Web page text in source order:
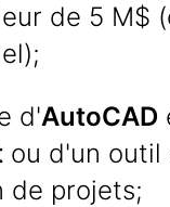
de 5 M$
d'AutoCAD
ou d'un outil
de projets;